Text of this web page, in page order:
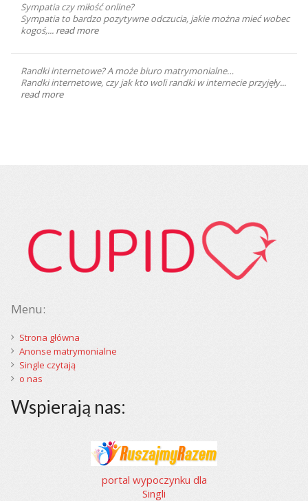
Sympatia czy miłość online?
Sympatia to bardzo pozytywne odczucia, jakie można mieć wobec
kogoś,... read more
Randki internetowe? A może biuro matrymonialne…
Randki internetowe, czy jak kto woli randki w internecie przyjęły...
read more
Menu:
Strona główna
Anonse matrymonialne
Single czytają
o nas
Wspierają nas:
portal wypoczynku dla
Singli